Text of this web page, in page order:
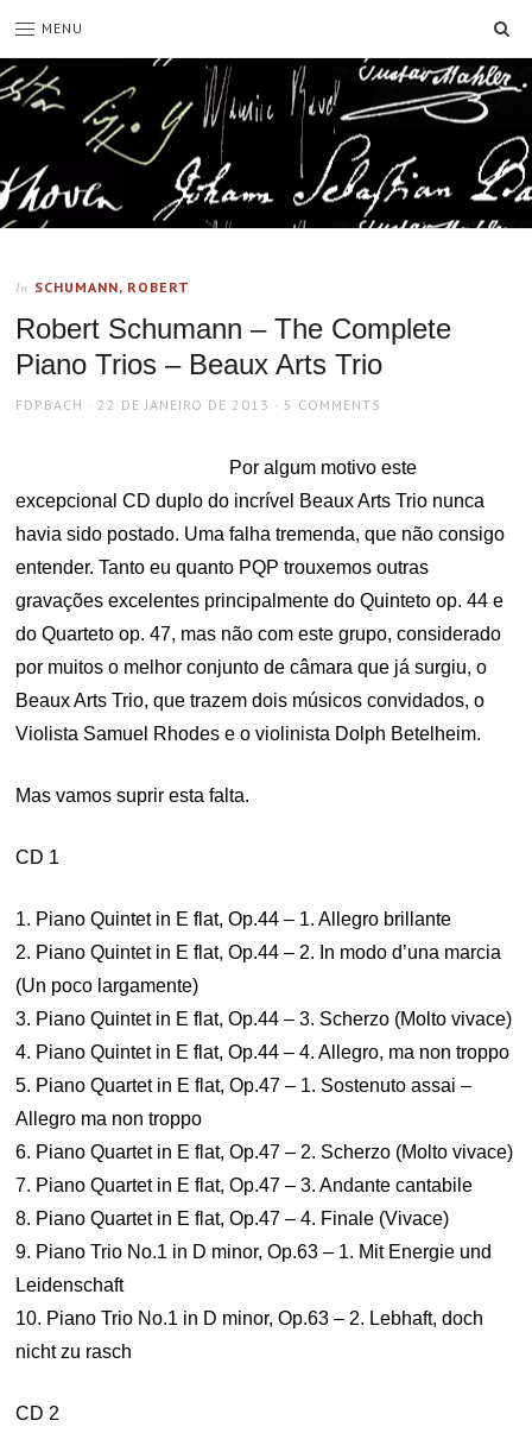
MENU
In SCHUMANN, ROBERT
Robert Schumann – The Complete
Piano Trios – Beaux Arts Trio
AUTHOR
FDPBACH
POSTED
22 DE JANEIRO DE 2013 5 COMMENTS
Por algum motivo este
excepcional CD duplo do incrível Beaux Arts Trio nunca
havia sido postado. Uma falha tremenda, que não consigo
entender. Tanto eu quanto PQP trouxemos outras
gravações excelentes principalmente do Quinteto op. 44 e
do Quarteto op. 47, mas não com este grupo, considerado
por muitos o melhor conjunto de câmara que já surgiu, o
Beaux Arts Trio, que trazem dois músicos convidados, o
Violista Samuel Rhodes e o violinista Dolph Betelheim.
Mas vamos suprir esta falta.
CD 1
1. Piano Quintet in E flat, Op.44 – 1. Allegro brillante
2. Piano Quintet in E flat, Op.44 – 2. In modo d’una marcia
(Un poco largamente)
3. Piano Quintet in E flat, Op.44 – 3. Scherzo (Molto vivace)
4. Piano Quintet in E flat, Op.44 – 4. Allegro, ma non troppo
5. Piano Quartet in E flat, Op.47 – 1. Sostenuto assai –
Allegro ma non troppo
6. Piano Quartet in E flat, Op.47 – 2. Scherzo (Molto vivace)
7. Piano Quartet in E flat, Op.47 – 3. Andante cantabile
8. Piano Quartet in E flat, Op.47 – 4. Finale (Vivace)
9. Piano Trio No.1 in D minor, Op.63 – 1. Mit Energie und
Leidenschaft
10. Piano Trio No.1 in D minor, Op.63 – 2. Lebhaft, doch
nicht zu rasch
CD 2